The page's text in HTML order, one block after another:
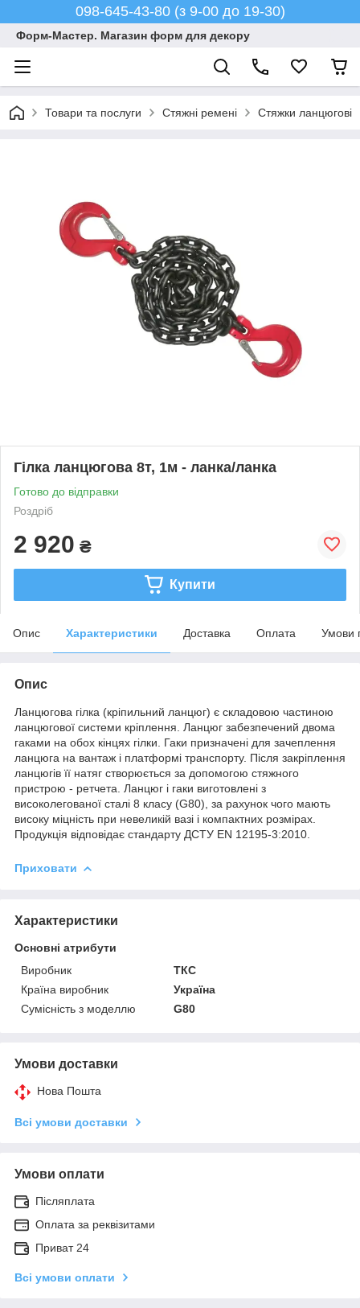
098-645-43-80 (з 9-00 до 19-30)
Форм-Мастер. Магазин форм для декору
Товари та послуги Стяжні ремені Стяжки ланцюгові
Гілка ланцюгова 8т, 1м - ланка/ланка
Готово до відправки
Роздріб
2 920 ₴
Купити
Опис Характеристики Доставка Оплата Умови
Опис
Ланцюгова гілка (кріпильний ланцюг) є складовою частиною
ланцюгової системи кріплення. Ланцюг забезпечений двома
гаками на обох кінцях гілки. Гаки призначені для зачеплення
ланцюга на вантаж і платформі транспорту. Після закріплення
ланцюгів її натяг створюється за допомогою стяжного
пристрою - ретчета. Ланцюг і гаки виготовлені з
високолегованої сталі 8 класу (G80), за рахунок чого мають
високу міцність при невеликій вазі і компактних розмірах.
Продукція відповідає стандарту ДСТУ EN 12195-3:2010.
Приховати
Характеристики
Основні атрибути
Виробник
ТКС
Країна виробник
Україна
Сумісність з моделлю
G80
Умови доставки
Нова Пошта
Всі умови доставки
Умови оплати
Післяплата
Оплата за реквізитами
Приват 24
Всі умови оплати